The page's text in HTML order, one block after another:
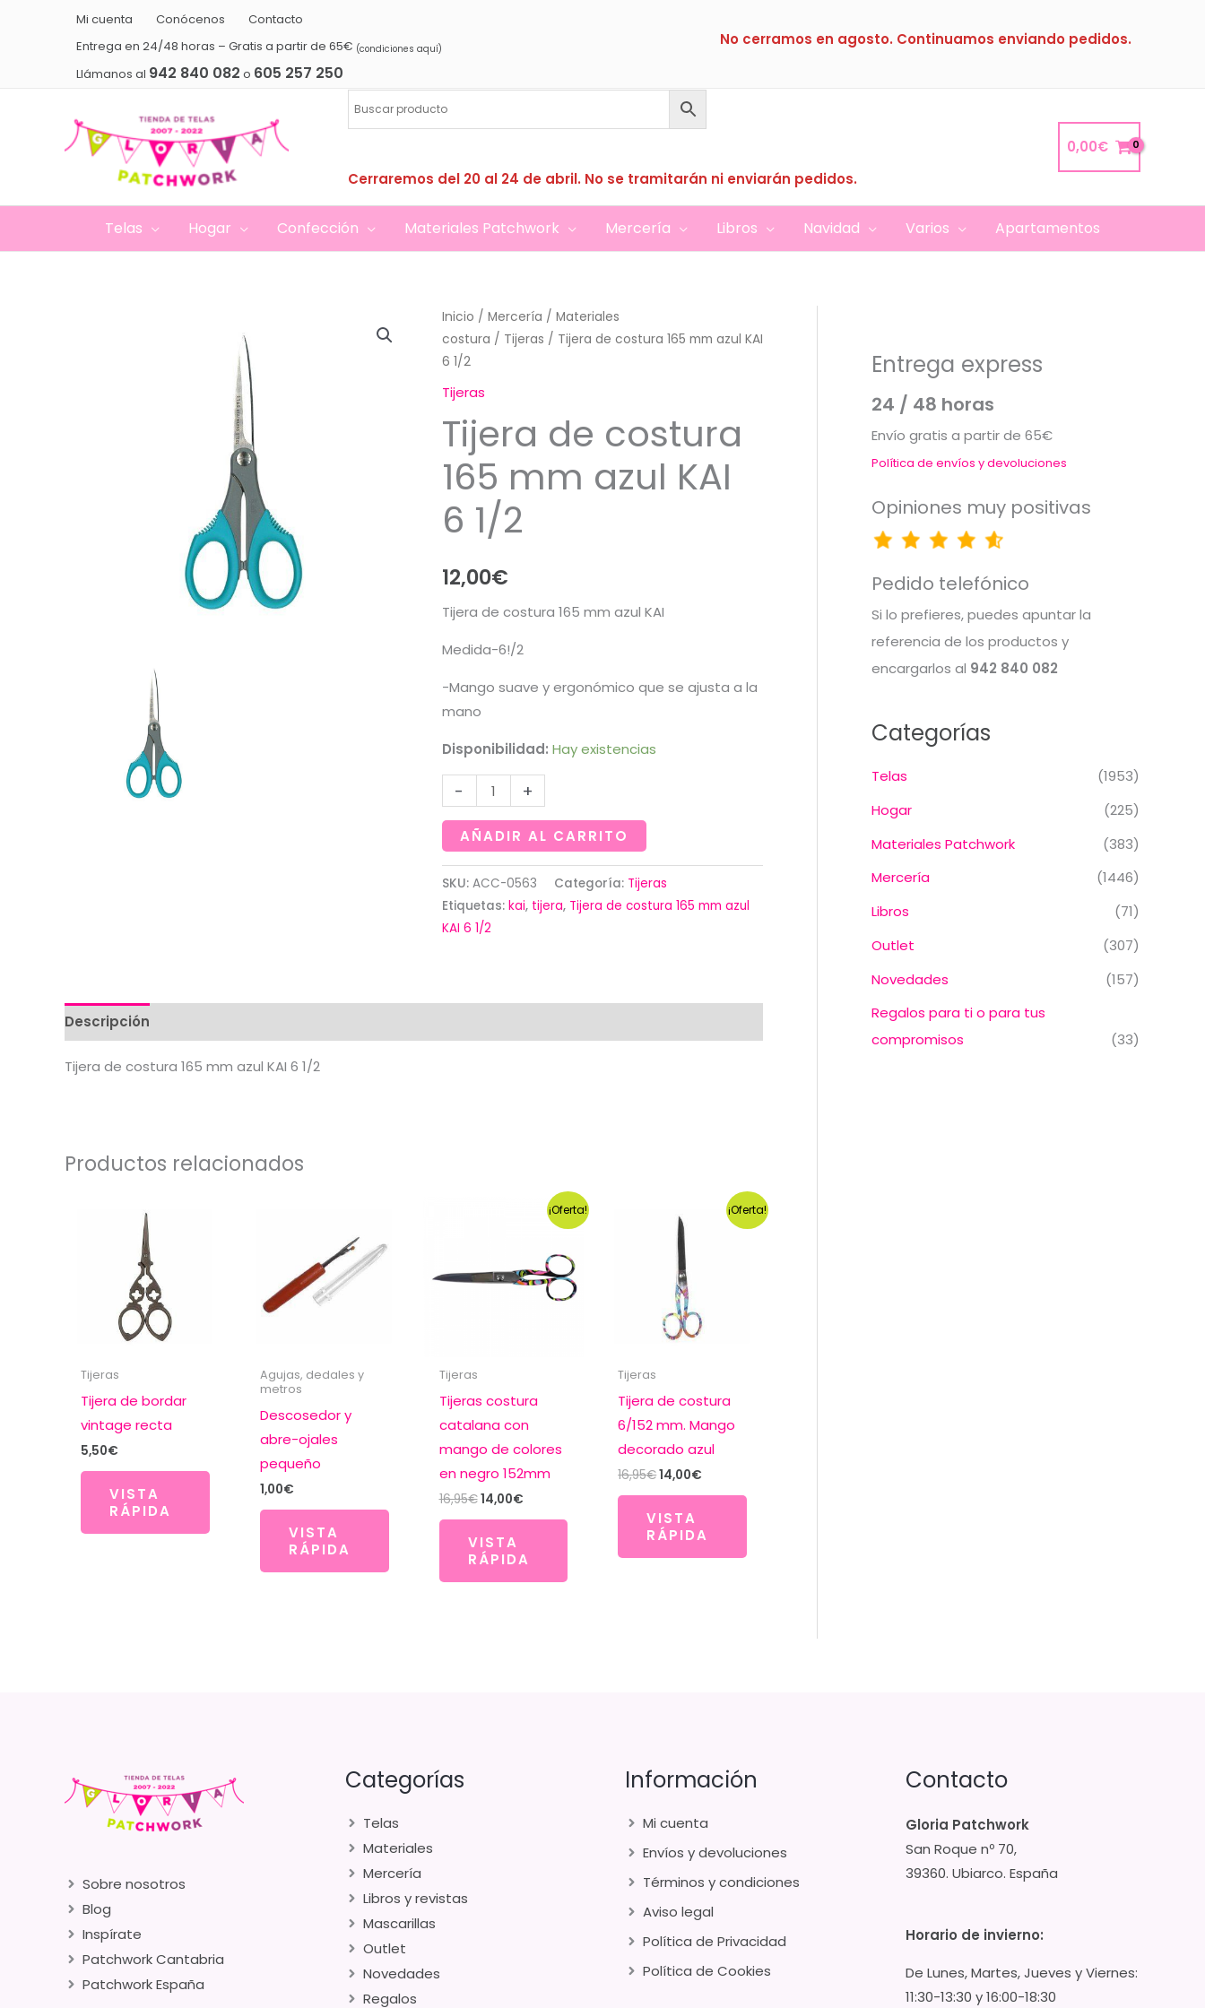
Mi cuenta Conócenos
Contacto
Entrega en 24/48 horas – Gratis a partir de 65€ (condiciones aquí)
Llámanos al 942 840 082 o 605 257 250
No cerramos en agosto. Continuamos enviando pedidos.
Cerraremos del 20 al 24 de abril. No se tramitarán ni enviarán pedidos.
0,00€
Telas Hogar Confección Materiales Patchwork Mercería Libros Navidad Varios Apartamentos
Inicio / Mercería / Materiales
costura / Tijeras / Tijera de costura 165 mm azul KAI
6 1/2
Tijeras
Tijera de costura
165 mm azul KAI
6 1/2
12,00€
Tijera de costura 165 mm azul KAI
Medida-6!/2
-Mango suave y ergonómico que se ajusta a la
mano
Disponibilidad: Hay existencias
-
Tijera
de
costura
mm
azul
KAI
cantidad
+
AÑADIR AL CARRITO
SKU: ACC-0563 Categoría: Tijeras
Etiquetas: kai, tijera, Tijera de costura 165 mm azul
KAI 6 1/2
Descripción
Tijera de costura 165 mm azul KAI 6 1/2
Productos relacionados
Tijeras
Tijera de bordar
vintage recta
5,50€
VISTA
RÁPIDA
Agujas, dedales y
metros
Descosedor y
abre-ojales
pequeño
1,00€
VISTA
RÁPIDA
¡Oferta!
Tijeras
Tijeras costura
catalana con
mango de colores
en negro 152mm
16,95€El
era:
16,95€.
14,00€El
14,00€.
VISTA
RÁPIDA
¡Oferta!
Tijeras
Tijera de costura
6/152 mm. Mango
decorado azul
16,95€El
era:
16,95€.
14,00€
14,00€.
VISTA
RÁPIDA
Entrega express
24 / 48 horas
Envío gratis a partir de 65€
Política de envíos y devoluciones
Opiniones muy positivas
Pedido telefónico
Si lo prefieres, puedes apuntar la
referencia de los productos y
encargarlos al 942 840 082
Categorías
Telas
(1953)
Hogar
(225)
Materiales Patchwork
(383)
Mercería
(1446)
Libros
(71)
Outlet
(307)
Novedades
(157)
Regalos para ti o para tus
compromisos
(33)
Sobre nosotros
Blog
Inspírate
Patchwork Cantabria
Patchwork España
Categorías
Telas
Materiales
Mercería
Libros y revistas
Mascarillas
Outlet
Novedades
Regalos
Información
Mi cuenta
Envíos y devoluciones
Términos y condiciones
Aviso legal
Política de Privacidad
Política de Cookies
Contacto
Gloria Patchwork
San Roque nº 70,
39360. Ubiarco. España
Horario de invierno:
De Lunes, Martes, Jueves y Viernes:
11:30-13:30 y 16:00-18:30